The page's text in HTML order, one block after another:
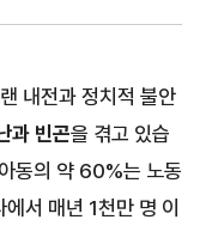
내전과 정치적 불안
과 빈곤을 겪고 있습
동의 약 60%는 노동
서 매년 1천만 명 이